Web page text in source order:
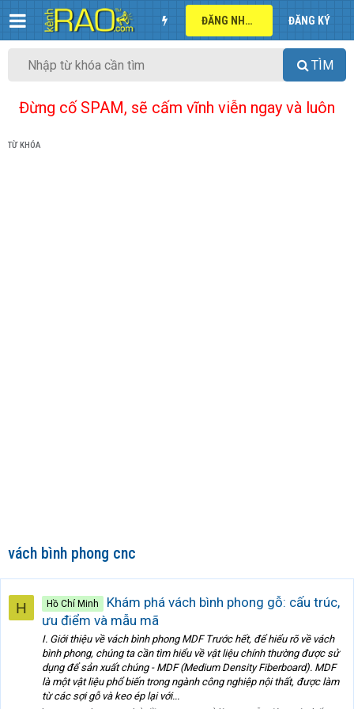
ĐĂNG NHẬP ĐĂNG KÝ
TÌM
Đừng cố SPAM, sẽ cấm vĩnh viễn ngay và luôn
TỪ KHÓA
vách bình phong cnc
H Hồ Chí Minh
Khám phá vách bình phong gỗ: cấu trúc,
ưu điểm và mẫu mã
I. Giới thiệu về vách bình phong MDF Trước hết, để hiểu rõ về vách
bình phong, chúng ta cần tìm hiểu về vật liệu chính thường được sử
dụng để sản xuất chúng - MDF (Medium Density Fiberboard). MDF
là một vật liệu phổ biến trong ngành công nghiệp nội thất, được làm
từ các sợi gỗ và keo ép lại với...